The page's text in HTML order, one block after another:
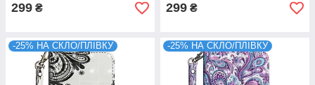
299 ₴ 299 ₴
-25% НА СКЛО/ПЛІВКУ -25% НА СКЛО/ПЛІВКУ